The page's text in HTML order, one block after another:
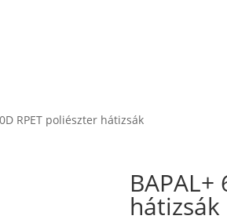
RPET poliészter hátizsák
hátizsák